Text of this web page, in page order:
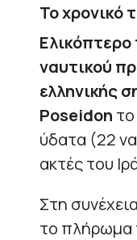
Το χρονικό
Ελικόπτερο
ναυτικού
ελληνικής
Poseidon
ύδατα (22
ακτές του
Στη
το πλήρωμα